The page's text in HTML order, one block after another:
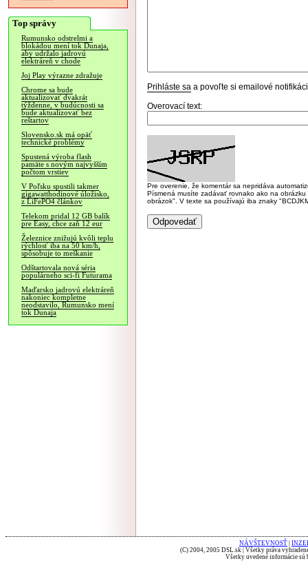
Top správy
Rumunsko odstrelmi a
blokádou mení tok Dunaja,
aby udržalo jadrovú
elektráreň v chode
Joj Play výrazne zdražuje
Chrome sa bude
aktualizovať dvakrát
týždenne, v budúcnosti sa
bude aktualizovať bez
reštartov
Slovensko.sk má opäť
technické problémy
Spustená výroba flash
pamäte s novým najvyšším
počtom vrstiev
V Poľsku spustili takmer
gigawatthodinové úložisko,
z LiFePO4 článkov
Telekom pridal 12 GB balík
pre Easy, chce zaň 12 eur
Železnice znižujú kvôli teplu
rýchlosť iba na 50 km/h,
spôsobuje to meškanie
Odštartovala nová séria
populárneho sci-fi Futurama
Maďarsko jadrovú elektráreň
nakoniec kompletne
neodstavilo, Rumunsko mení
tok Dunaja
Prihláste sa a povoľte si emailové
Overovací text:
Pre overenie, že komentár sa nepridáva
Písmená musíte zadávať rovnako ako na
obrázok". V texte sa používajú iba znaky
NÁVŠTEVNOSŤ
(C) 2004, 2005 DSL.sk | Všetky práva
Všetky uvedené informácie sú